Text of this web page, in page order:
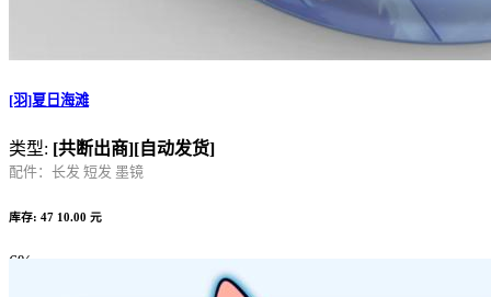
[羽]夏日海滩
类型: [共断出商][自动发货]
配件：长发 短发 墨镜
库存: 47 10.00 元
6%